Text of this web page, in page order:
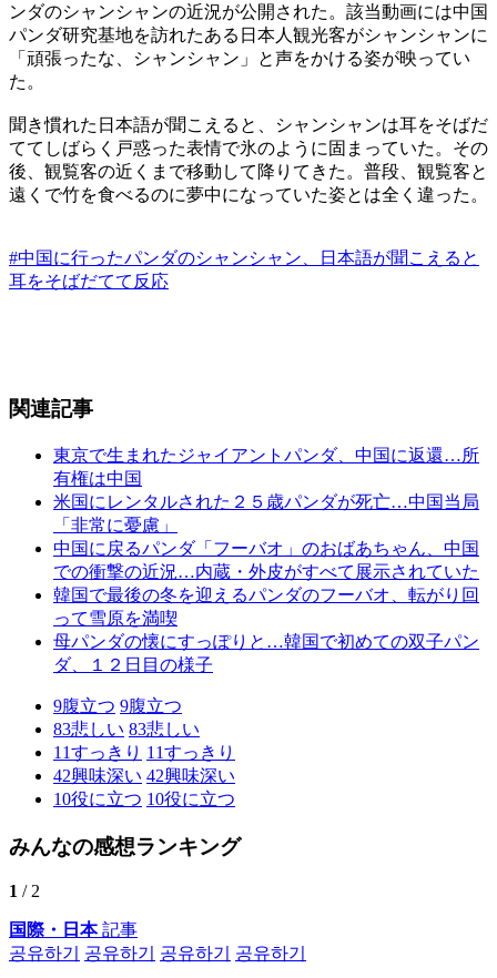
ンダのシャンシャンの近況が公開された。該当動画には中国
パンダ研究基地を訪れたある日本人観光客がシャンシャンに
「頑張ったな、シャンシャン」と声をかける姿が映ってい
た。​
聞き慣れた日本語が聞こえると、シャンシャンは耳をそばだ
ててしばらく戸惑った表情で氷のように固まっていた。その
後、観覧客の近くまで移動して降りてきた。普段、観覧客と
遠くで竹を食べるのに夢中になっていた姿とは全く違った。
#中国に行ったパンダのシャンシャン、日本語が聞こえると
耳をそばだてて反応
関連記事
東京で生まれたジャイアントパンダ、中国に返還…所
有権は中国
米国にレンタルされた２５歳パンダが死亡…中国当局
「非常に憂慮」
中国に戻るパンダ「フーバオ」のおばあちゃん、中国
での衝撃の近況…内蔵・外皮がすべて展示されていた
韓国で最後の冬を迎えるパンダのフーバオ、転がり回
って雪原を満喫
母パンダの懐にすっぽりと…韓国で初めての双子パン
ダ、１２日目の様子
9腹立つ 9腹立つ
83悲しい 83悲しい
11すっきり 11すっきり
42興味深い 42興味深い
10役に立つ 10役に立つ
みんなの感想ランキング
1 / 2
国際・日本記事
공유하기
공유하기 공유하기 공유하기